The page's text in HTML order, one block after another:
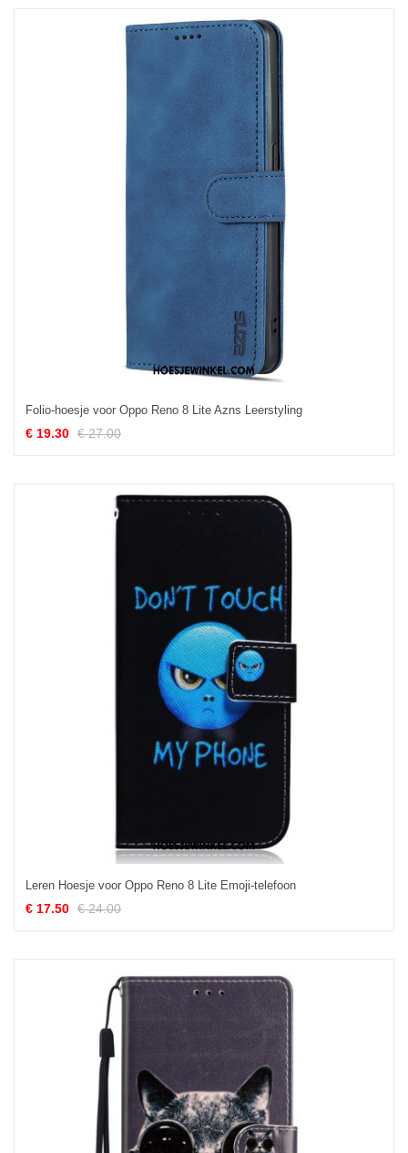
Folio-hoesje voor Oppo Reno 8 Lite Azns Leerstyling
€ 19.30 € 27.00
Leren Hoesje voor Oppo Reno 8 Lite Emoji-telefoon
€ 17.50 € 24.00